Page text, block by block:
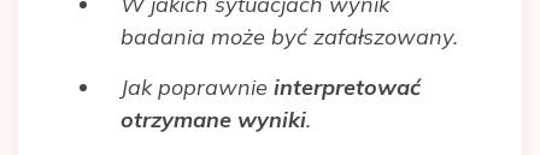
badania może być zafałszowany.
Jak poprawnie interpretować
otrzymane wyniki.